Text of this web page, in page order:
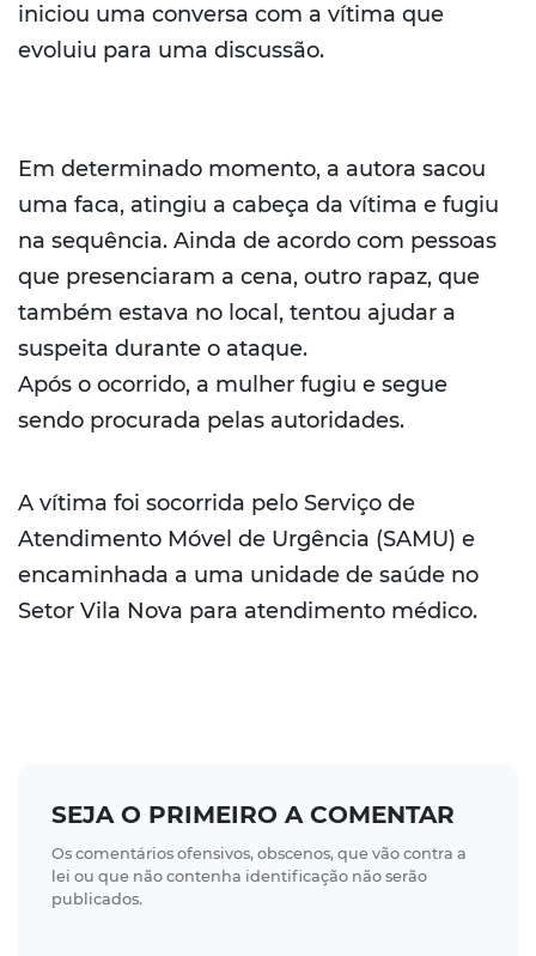
iniciou uma conversa com a vítima que
evoluiu para uma discussão.
Em determinado momento, a autora sacou
uma faca, atingiu a cabeça da vítima e fugiu
na sequência. Ainda de acordo com pessoas
que presenciaram a cena, outro rapaz, que
também estava no local, tentou ajudar a
suspeita durante o ataque.
Após o ocorrido, a mulher fugiu e segue
sendo procurada pelas autoridades.
A vítima foi socorrida pelo Serviço de
Atendimento Móvel de Urgência (SAMU) e
encaminhada a uma unidade de saúde no
Setor Vila Nova para atendimento médico.
SEJA O PRIMEIRO A COMENTAR
Os comentários ofensivos, obscenos, que vão contra a
lei ou que não contenha identificação não serão
publicados.